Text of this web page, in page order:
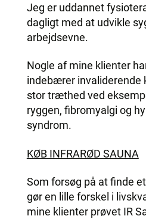
Jeg er uddannet
dagligt med at udvikle
arbejdsevne.
Nogle af mine klienter
indebærer invaliderende
stor træthed ved
ryggen, fibromyalgi og
syndrom.
KØB INFRARØD SAUNA
Som forsøg på at finde
gør en lille forskel i
mine klienter prøvet IR